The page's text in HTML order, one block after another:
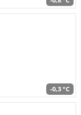
-0,3 °C